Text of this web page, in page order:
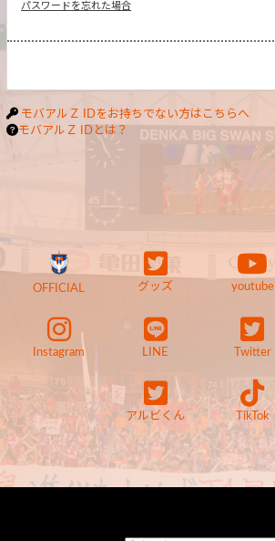
パスワードを忘れた場合
モバアルＺ IDをお持ちでない方はこちらへ
モバアルＺ IDとは？
OFFICIAL グッズ youtube
Instagram LINE Twitter
アルビくん TikTok